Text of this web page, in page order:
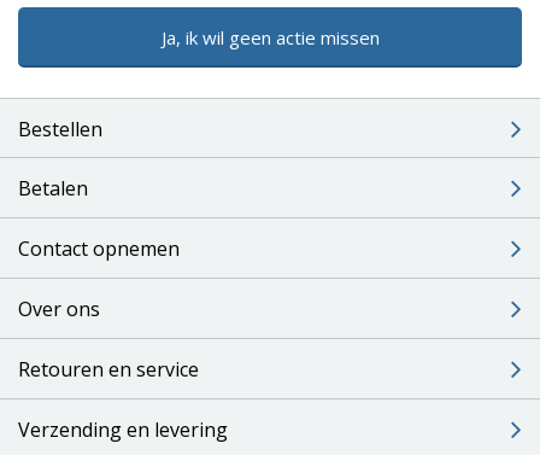
Ja, ik wil geen actie missen
Bestellen
Betalen
Contact opnemen
Over ons
Retouren en service
Verzending en levering